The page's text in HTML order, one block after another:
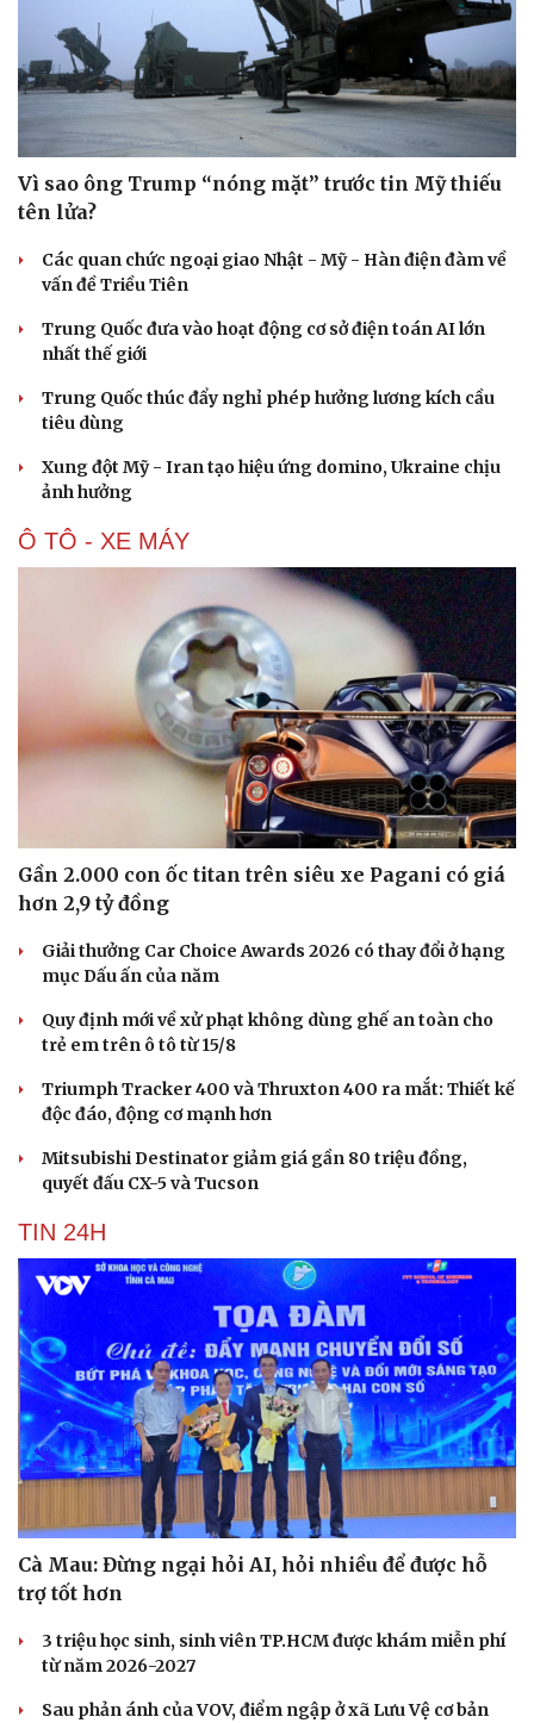
Hạt giống tâm hồn
Cải chính
Vì sao ông Trump “nóng mặt” trước tin Mỹ thiếu
tên lửa?
Các quan chức ngoại giao Nhật - Mỹ - Hàn điện đàm về
vấn đề Triều Tiên
Trung Quốc đưa vào hoạt động cơ sở điện toán AI lớn
nhất thế giới
Trung Quốc thúc đẩy nghỉ phép hưởng lương kích cầu
tiêu dùng
Xung đột Mỹ - Iran tạo hiệu ứng domino, Ukraine chịu
ảnh hưởng
Ô TÔ - XE MÁY
Gần 2.000 con ốc titan trên siêu xe Pagani có giá
hơn 2,9 tỷ đồng
Giải thưởng Car Choice Awards 2026 có thay đổi ở hạng
mục Dấu ấn của năm
Quy định mới về xử phạt không dùng ghế an toàn cho
trẻ em trên ô tô từ 15/8
Triumph Tracker 400 và Thruxton 400 ra mắt: Thiết kế
độc đáo, động cơ mạnh hơn
Mitsubishi Destinator giảm giá gần 80 triệu đồng,
quyết đấu CX-5 và Tucson
TIN 24H
Cà Mau: Đừng ngại hỏi AI, hỏi nhiều để được hỗ
trợ tốt hơn
3 triệu học sinh, sinh viên TP.HCM được khám miễn phí
từ năm 2026-2027
Sau phản ánh của VOV, điểm ngập ở xã Lưu Vệ cơ bản